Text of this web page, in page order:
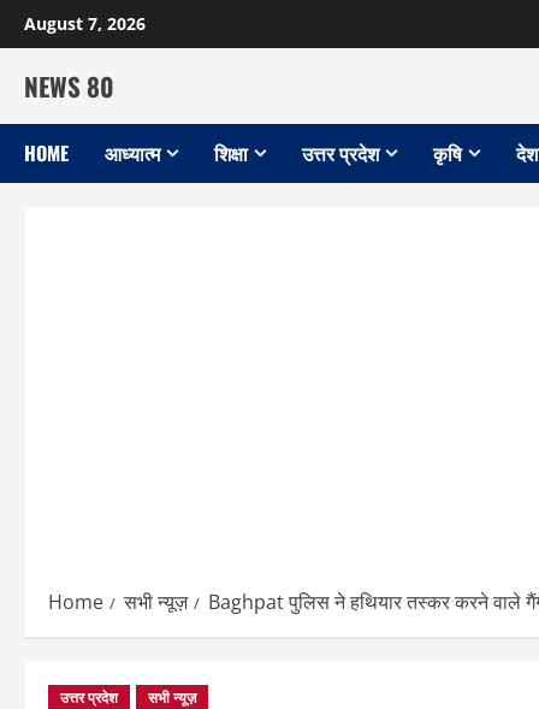
Skip
to
content
August 7, 2026
NEWS 80
HOME आध्यात्म शिक्षा उत्तर प्रदेश कृषि
Home सभी न्यूज़ Baghpat पुलिस ने हथियार तस्कर करने वाले
उत्तर प्रदेश सभी न्यूज़